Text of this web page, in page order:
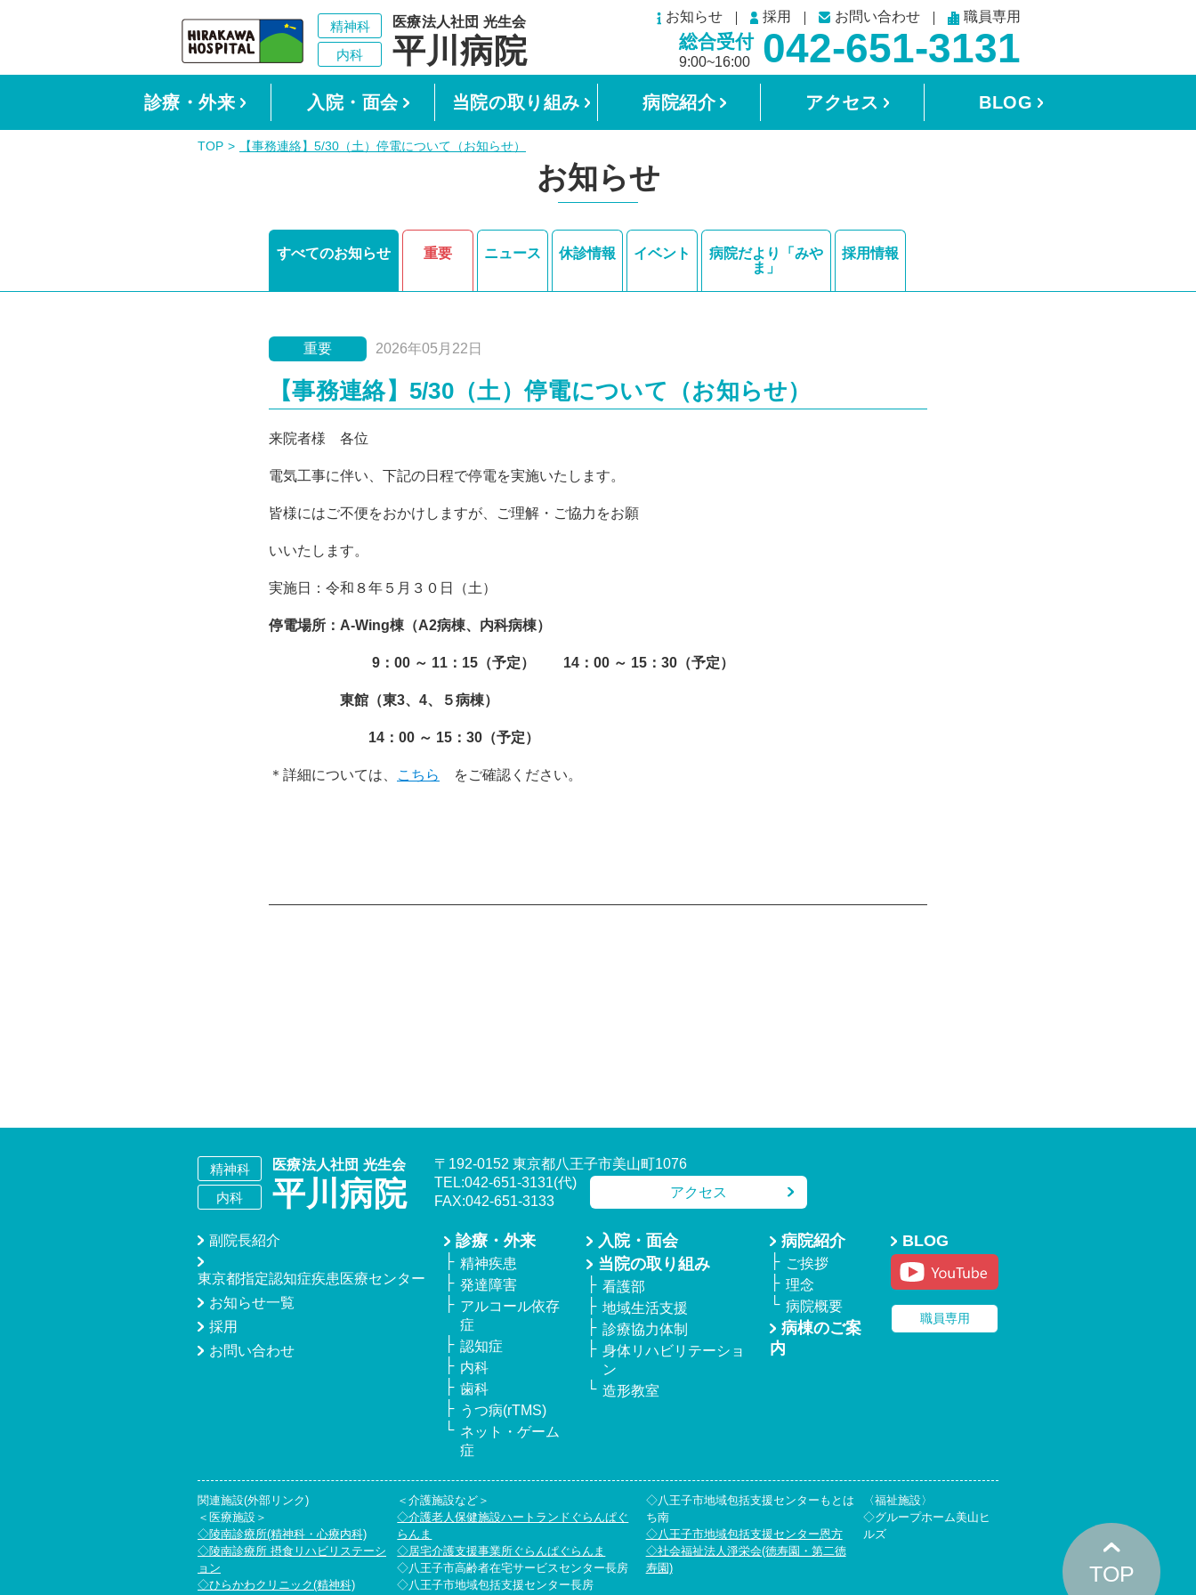
お知らせ 採用 お問い合わせ 職員専用
総合受付
9:00~16:00 042-651-3131
診療・外来 入院・面会 当院の取り組み 病院紹介 アクセス BLOG
TOP 【事務連絡】5/30（土）停電について（お知らせ）
お知らせ
すべてのお知らせ 重要 ニュース 休診情報 イベント
病院だより「みや
ま」
採用情報
重要 2026年05月22日
【事務連絡】5/30（土）停電について（お知らせ）
来院者様 各位
電気工事に伴い、下記の日程で停電を実施いたします。
皆様にはご不便をおかけしますが、ご理解・ご協力をお願
いいたします。
実施日：令和８年５月３０日（土）
停電場所：A-Wing棟（A2病棟、内科病棟）
9 ：00 ～ 11：15（予定） 14 ：00 ～ 15：30（予定）
東館（東3、4、５病棟）
14 ：00 ～ 15：30（予定）
＊詳細については、 こちら をご確認ください。
〒192-0152 東京都八王子市美山町1076
TEL:042-651-3131(代)
FAX:042-651-3133
アクセス
副院長紹介
東京都指定認知症疾患医療センター
お知らせ一覧
採用
お問い合わせ
診療・外来
精神疾患
発達障害
アルコール依存
症
認知症
内科
歯科
うつ病(rTMS)
ネット・ゲーム
症
入院・面会
当院の取り組み
看護部
地域生活支援
診療協力体制
身体リハビリテーショ
ン
造形教室
病院紹介
ご挨拶
理念
病院概要
病棟のご案
内
BLOG
職員専用
関連施設(外部リンク)
＜医療施設＞
◇陵南診療所(精神科・心療内科)
◇陵南診療所 摂食リハビリステーシ
ョン
◇ひらかわクリニック(精神科)
＜介護施設など＞
◇介護老人保健施設ハートランドぐらんぱぐ
らんま
◇居宅介護支援事業所ぐらんぱぐらんま
◇八王子市高齢者在宅サービスセンター長房
◇八王子市地域包括支援センター長房
◇八王子市地域包括支援センターもとは
ち南
◇八王子市地域包括支援センター恩方
◇社会福祉法人淨栄会(徳寿園・第二徳
寿園)
〈福祉施設〉
◇グループホーム美山ヒ
ルズ
TOP